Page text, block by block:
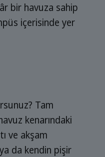
bir havuza sahip
içerisinde yer
Tam
kenarındaki
ve akşam
ya da kendin pişir